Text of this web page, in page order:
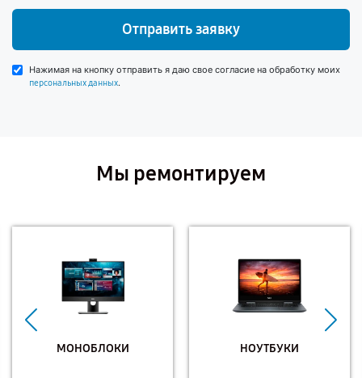
Отправить заявку
Нажимая на кнопку отправить я даю свое согласие на обработку моих
персональных данных.
Мы ремонтируем
МОНОБЛОКИ НОУТБУКИ